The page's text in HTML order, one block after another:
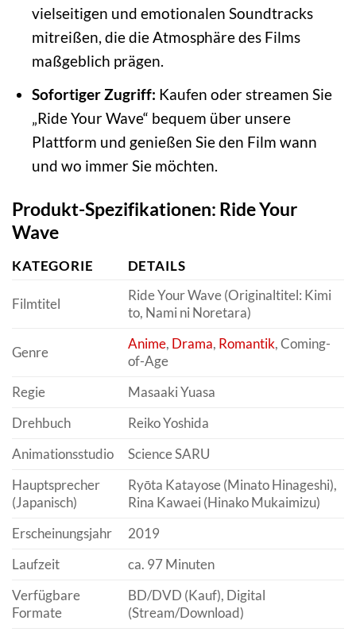
vielseitigen und emotionalen Soundtracks
mitreißen, die die Atmosphäre des Films
maßgeblich prägen.
Sofortiger Zugriff: Kaufen oder streamen Sie
„Ride Your Wave“ bequem über unsere
Plattform und genießen Sie den Film wann
und wo immer Sie möchten.
Produkt-Spezifikationen: Ride Your
Wave
KATEGORIE DETAILS
Filmtitel
Ride Your Wave (Originaltitel: Kimi
to, Nami ni Noretara)
Genre
Anime, Drama, Romantik, Coming-
of-Age
Regie
Masaaki Yuasa
Drehbuch
Reiko Yoshida
Animationsstudio
Science SARU
Hauptsprecher
(Japanisch)
Ryōta Katayose (Minato Hinageshi),
Rina Kawaei (Hinako Mukaimizu)
Erscheinungsjahr
2019
Laufzeit
ca. 97 Minuten
Verfügbare
Formate
BD/DVD (Kauf), Digital
(Stream/Download)